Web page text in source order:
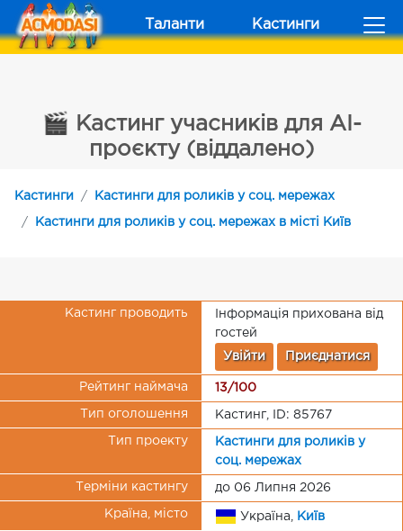
Таланти Кастинги
🎬 Кастинг учасників для AI-
проєкту (віддалено)
Кастинги Кастинги для роликів у соц. мережах
Кастинги для роликів у соц. мережах в місті Київ
Кастинг проводить
Інформація прихована від
гостей
Увійти Приєднатися
Рейтинг наймача 13/100
Тип оголошення Кастинг, ID: 85767
Тип проекту
Кастинги для роликів у
соц. мережах
Терміни кастингу до 06 Липня 2026
Країна, місто Україна, Київ